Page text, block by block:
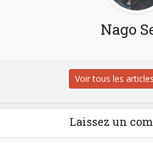
Nago
Voir tous les
Laissez un